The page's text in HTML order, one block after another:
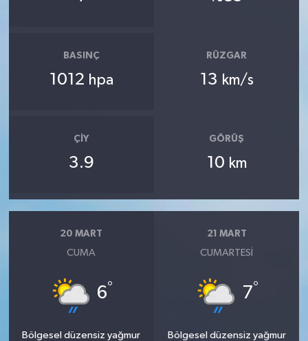
BASINÇ
1012 hpa
RÜZGAR
13 km/s
ÇIY
3.9
GÖRÜŞ
10 km
20 MART
CUMA
6°
Bölgesel düzensiz yağmur
21 MART
CUMARTESI
7°
Bölgesel düzensiz yağmur